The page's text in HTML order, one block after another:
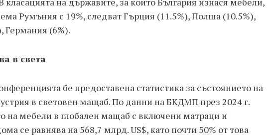
Румъния с 19%, следват Гърция (11.5%), Полша (10.5%),
Германия (6%).
в света
бе предоставена статистика за състоянието на
в световен мащаб. По данни на БКДМП през 2024 г.
на мебели в глобален мащаб с включени матраци и
се равнява на 568,7 млрд. US$, като почти 50% от това